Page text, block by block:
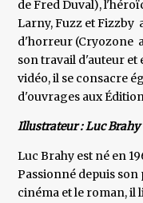
de Fred Duval),
Larny, Fuzz et Fizzby
d'horreur (Cryozone
son travail d'auteur et
vidéo, il se consacre
d'ouvrages aux
Illustrateur : Luc Brahy
Luc Brahy est né en
Passionné depuis son
cinéma et le roman, il